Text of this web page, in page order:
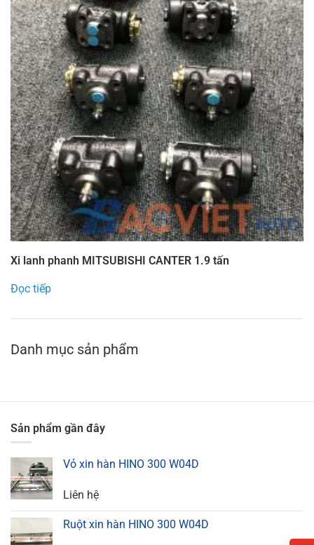
Xi lanh phanh MITSUBISHI CANTER 1.9 tấn
Đọc tiếp
Danh mục sản phẩm
Sản phẩm gần đây
Vỏ xin hàn HINO 300 W04D
Liên hệ
Ruột xin hàn HINO 300 W04D